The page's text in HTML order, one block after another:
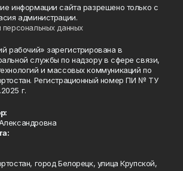
информации сайта разрешено только с
администрации.
данных
рабочий» зарегистрирована в
службы по надзору в сфере связи,
и массовых коммуникаций по
Регистрационный номер ПИ № ТУ
г.
город Белорецк, улица Крупской,